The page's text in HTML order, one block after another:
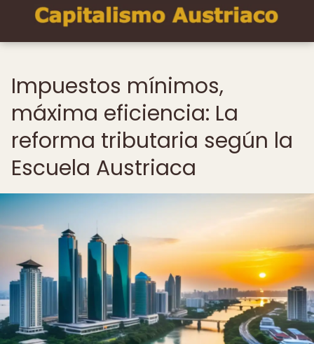
Impuestos mínimos,
máxima eficiencia: La
reforma tributaria según la
Escuela Austriaca